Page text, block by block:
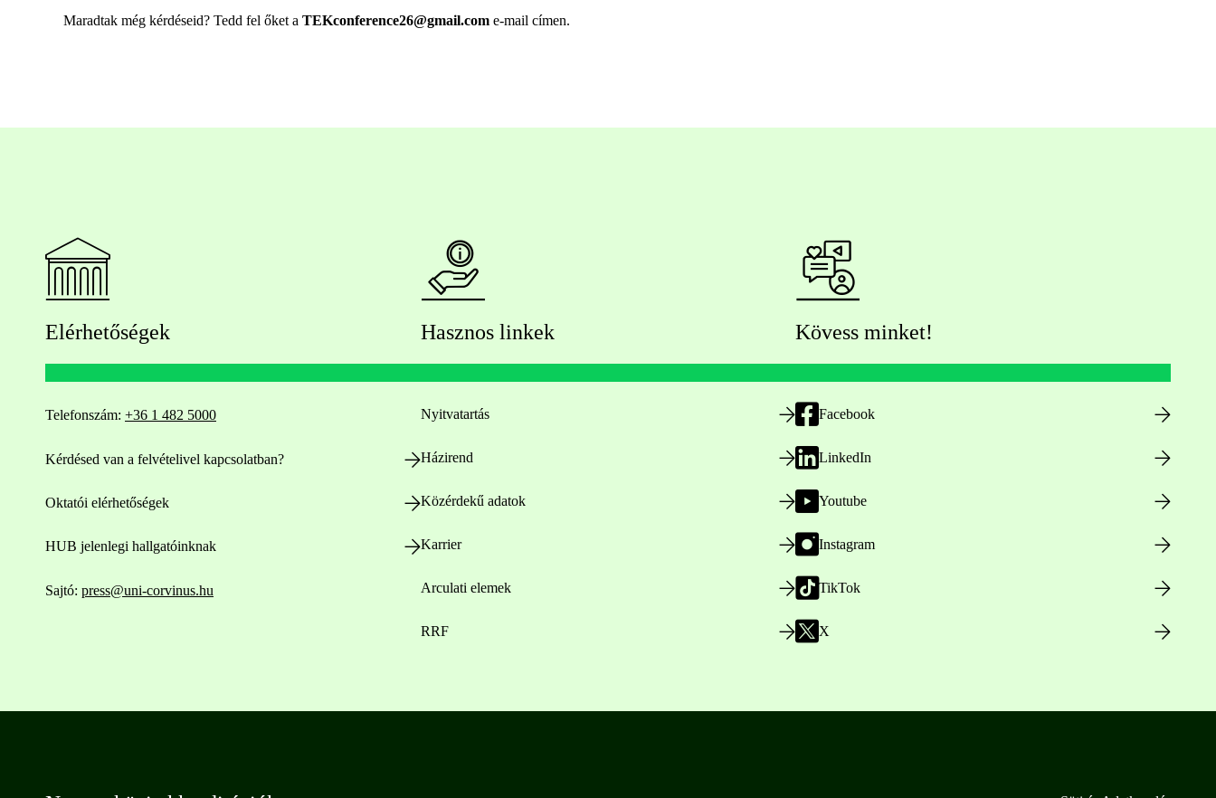
Maradtak még kérdéseid? Tedd fel őket a TEKconference26@gmail.com e-mail címen.
Elérhetőségek
Telefonszám: +36 1 482 5000
Kérdésed van a felvételivel kapcsolatban?
Oktatói elérhetőségek
HUB jelenlegi hallgatóinknak
Sajtó: press@uni-corvinus.hu
Hasznos linkek
Nyitvatartás
Házirend
Közérdekű adatok
Karrier
Arculati elemek
RRF
Kövess minket!
Facebook
LinkedIn
Youtube
Instagram
TikTok
X